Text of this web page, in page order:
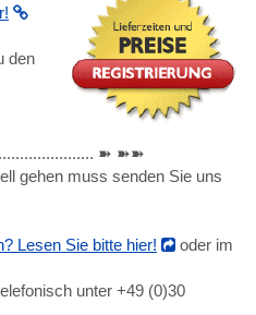
den
➽ ➽➽
gehen muss senden Sie uns
Lesen Sie bitte hier!
oder im
unter +49 (0)30